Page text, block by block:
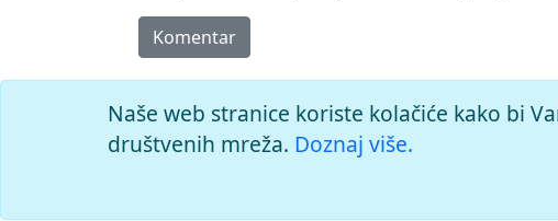
Komentar
Naše web stranice koriste kolačiće kako bi
društvenih mreža. Doznaj više.